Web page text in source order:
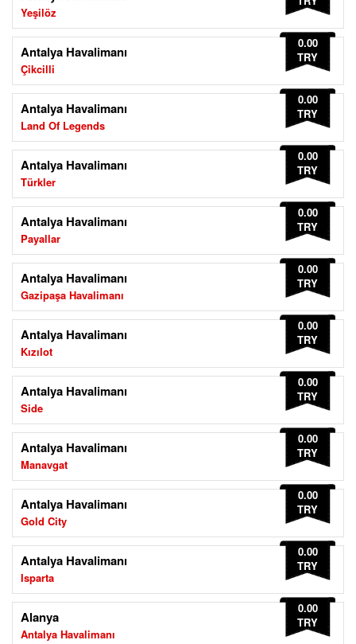
Yeşilöz
Antalya Havalimanı
Çikcilli
0.00
TRY
Antalya Havalimanı
Land Of Legends
0.00
TRY
Antalya Havalimanı
Türkler
0.00
TRY
Antalya Havalimanı
Payallar
0.00
TRY
Antalya Havalimanı
Gazipaşa Havalimanı
0.00
TRY
Antalya Havalimanı
Kızılot
0.00
TRY
Antalya Havalimanı
Side
0.00
TRY
Antalya Havalimanı
Manavgat
0.00
TRY
Antalya Havalimanı
Gold City
0.00
TRY
Antalya Havalimanı
Isparta
0.00
TRY
Alanya
Antalya Havalimanı
0.00
TRY